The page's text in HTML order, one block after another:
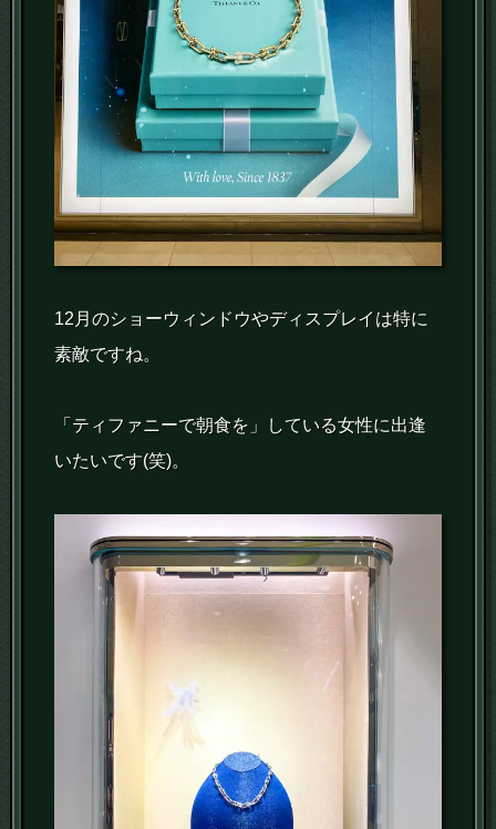
12月のショーウィンドウやディスプレイは特に
素敵ですね。
「ティファニーで朝食を」している女性に出逢
いたいです(笑)。